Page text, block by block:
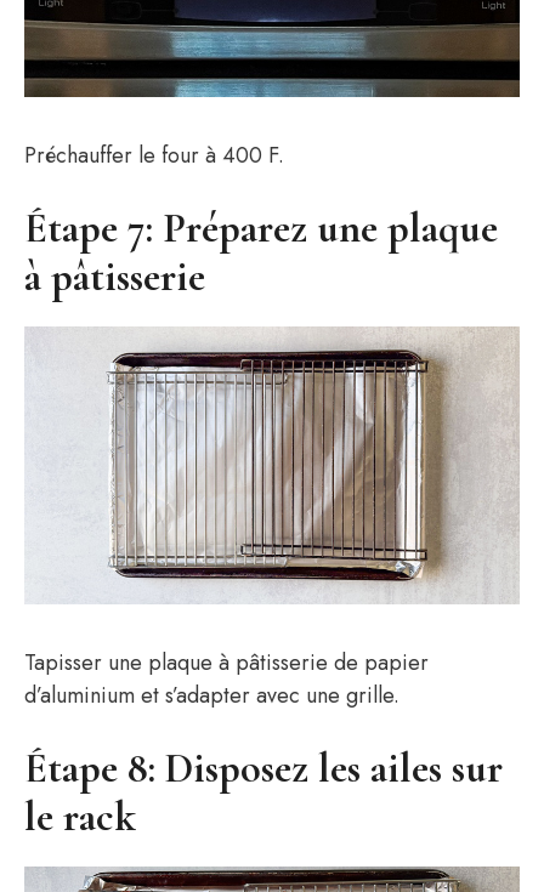
Préchauffer le four à 400 F.
Étape 7: Préparez une plaque
à pâtisserie
Tapisser une plaque à pâtisserie de papier
d’aluminium et s’adapter avec une grille.
Étape 8: Disposez les ailes sur
le rack